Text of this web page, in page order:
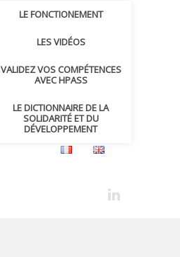
LE FONCTIONEMENT
LES VIDÉOS
VALIDEZ VOS COMPÉTENCES
AVEC HPASS
LE DICTIONNAIRE DE LA
SOLIDARITÉ ET DU
DÉVELOPPEMENT